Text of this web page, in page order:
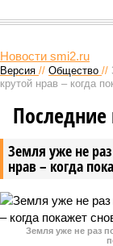
Новости smi2.ru
Версия // Общество //
крутой нрав – когда
Земля уже не
нрав – когда
Земля уже не раз